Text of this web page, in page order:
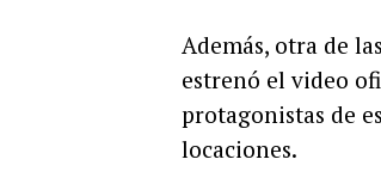
Además, otra de
estrenó el video
protagonistas de
locaciones.